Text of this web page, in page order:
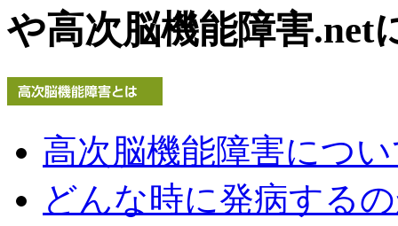
や高次脳機能障害.net
高次脳機能障害につ
どんな時に発病する